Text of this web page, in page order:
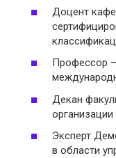
Доцент
Профессор
Декан
Эксперт
в области